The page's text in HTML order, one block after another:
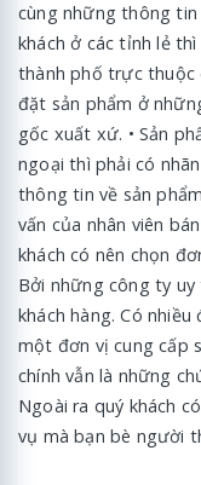
cùng những thông tin
khách ở các tỉnh lẻ
thành phố trực thuộc
đặt sản phẩm ở
gốc xuất xứ. • Sản
ngoại thì phải có
thông tin về sản
vấn của nhân viên
khách có nên chọn
Bởi những công ty
khách hàng. Có
một đơn vị cung cấp
chính vẫn là những
Ngoài ra quý khách
vụ mà bạn bè người